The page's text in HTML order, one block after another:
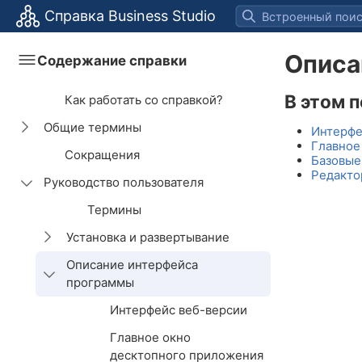
Справка Business Studio
Содержание справки
Как работать со справкой?
Общие термины
Основные термины
Термины нотаций
деятельности
Термины системы
менеджмента качества
Термины сбалансированной
системы показателей
Термины Business Studio
Сокращения
Руководство пользователя
Термины
Установка и развертывание
Установка, настройка и
запуск программы
Настройка окружения
Создание DNS-имен и
сертификатов
Системные требования
Редакции и компоненты
Business Studio
Описание интерфейса
программы
Интерфейс веб-версии
Главное окно
десктопного приложения
В этом